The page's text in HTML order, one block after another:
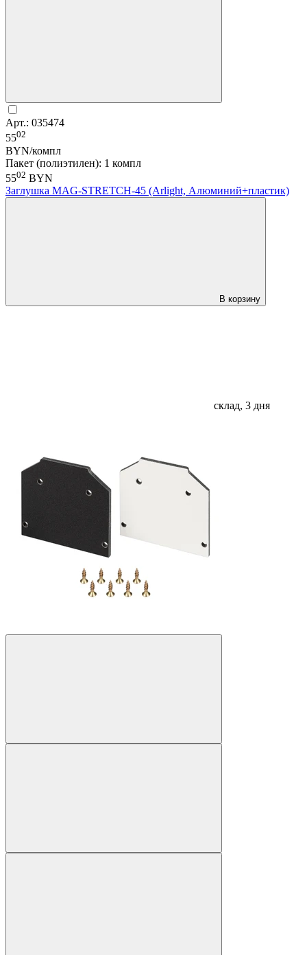
Арт.: 035474
5502
BYN/компл
Пакет (полиэтилен): 1 компл
5502 BYN
Заглушка MAG-STRETCH-45 (Arlight, Алюминий+пластик)
В корзину
склад, 3 дня